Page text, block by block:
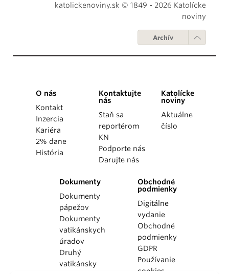
katolickenoviny.sk © 1849 - 2026 Katolícke
noviny
Archív
O nás
Kontakt
Inzercia
Kariéra
2% dane
História
Kontaktujte
nás
Staň sa
reportérom
KN
Podporte nás
Darujte nás
Katolícke
noviny
Aktuálne
číslo
Dokumenty
Dokumenty
pápežov
Dokumenty
vatikánskych
úradov
Druhý
vatikánsky
Obchodné
podmienky
Digitálne
vydanie
Obchodné
podmienky
GDPR
Používanie
cookies